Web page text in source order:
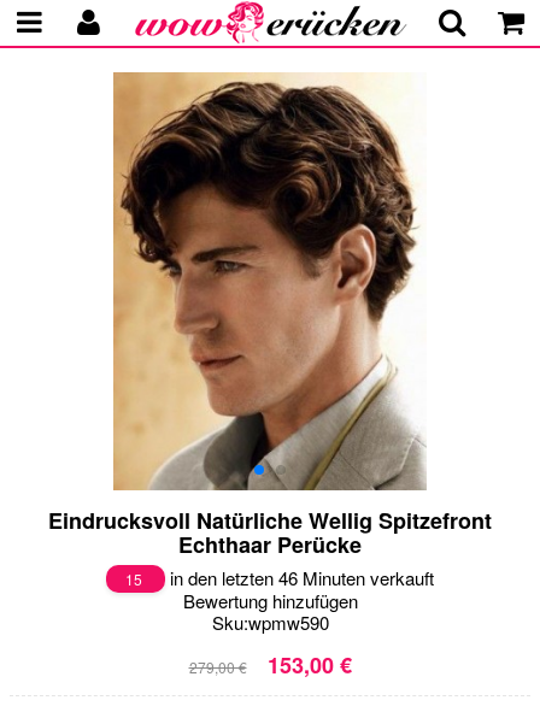
Eindrucksvoll Natürliche Wellig Spitzefront
Echthaar Perücke
15
in den letzten 46 Minuten verkauft
Bewertung hinzufügen
Sku:wpmw590
279,00 € 153,00 €